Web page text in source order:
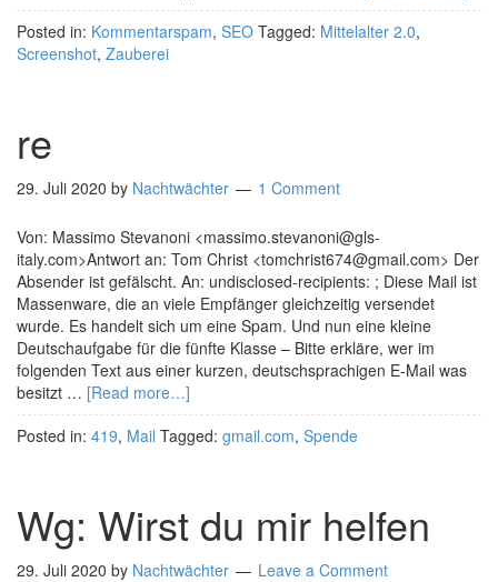
Posted in: Kommentarspam, SEO Tagged: Mittelalter 2.0,
Screenshot, Zauberei
re
29. Juli 2020 by Nachtwächter 1 Comment
Von: Massimo Stevanoni <massimo.stevanoni@gls-
italy.com>Antwort an: Tom Christ <tomchrist674@gmail.com> Der
Absender ist gefälscht. An: undisclosed-recipients: ; Diese Mail ist
Massenware, die an viele Empfänger gleichzeitig versendet
wurde. Es handelt sich um eine Spam. Und nun eine kleine
Deutschaufgabe für die fünfte Klasse – Bitte erkläre, wer im
folgenden Text aus einer kurzen, deutschsprachigen E-Mail was
besitzt … [Read more…]
Posted in: 419, Mail Tagged: gmail.com, Spende
Wg: Wirst du mir helfen
29. Juli 2020 by Nachtwächter Leave a Comment